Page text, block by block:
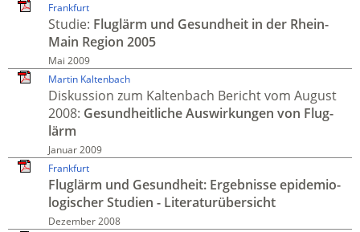
Frankfurt
Studie: Flug­lärm und Gesund­heit in der Rhein-
Main Region 2005
Mai 2009
Martin Kaltenbach
Diskussion zum Kalten­bach Bericht vom August
2008: Gesund­heitliche Aus­wir­kungen von Flug­
lärm
Januar 2009
Frankfurt
Flug­lärm und Gesund­heit: Ergeb­nisse epi­demio­
logischer Studien - Literatur­übersicht
Dezember 2008